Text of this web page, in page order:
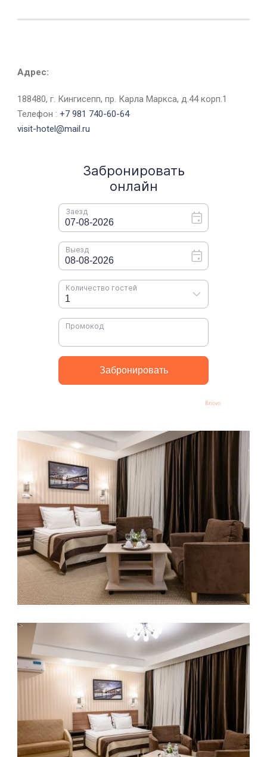
Адрес:
188480, г. Кингисепп, пр. Карла Маркса, д.44 корп.1
Телефон : +7 981 740-60-64
visit-hotel@mail.ru
Bnovo